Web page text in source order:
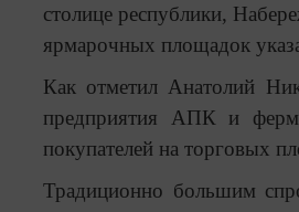
столице республики,
ярмарочных площадок
Как отметил Анатолий
предприятия АПК и
покупателей на торговых
Традиционно большим